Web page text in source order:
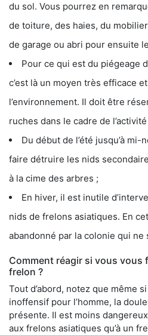
du sol. Vous pourrez en
de toiture, des haies, du
de garage ou abri pour ensuite
Pour ce qui est du piégeage
c’est là un moyen très efficace
l’environnement. Il doit être
ruches dans le cadre de
Du début de l’été jusqu’à
faire détruire les nids
à la cime des arbres ;
En hiver, il est inutile
nids de frelons asiatiques. En
abandonné par la colonie qui ne
Comment réagir si vous vous
frelon ?
Tout d’abord, notez que même
inoffensif pour l’homme, la
présente. Il est moins
aux frelons asiatiques qu’à un